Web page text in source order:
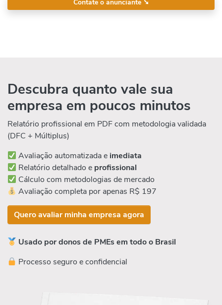
Contate o anunciante ➘
Descubra quanto vale sua
empresa em poucos minutos
Relatório profissional em PDF com metodologia validada
(DFC + Múltiplus)
Avaliação automatizada e imediata
Relatório detalhado e profissional
Cálculo com metodologias de mercado
Avaliação completa por apenas R$ 197
Quero avaliar minha empresa agora
Usado por donos de PMEs em todo o Brasil
Processo seguro e confidencial